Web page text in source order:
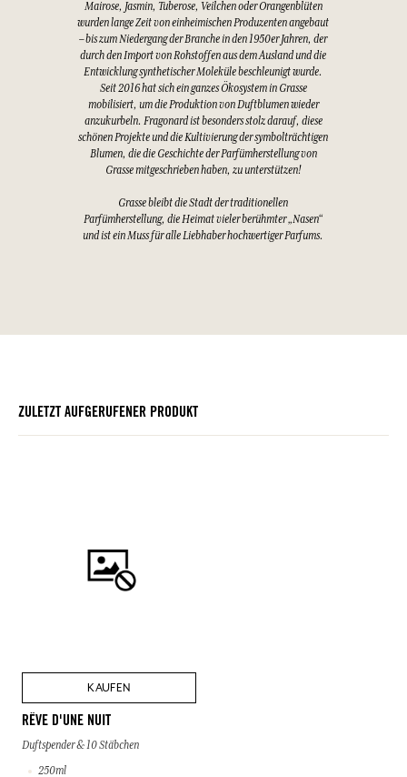
Mairose, Jasmin, Tuberose, Veilchen oder Orangenblüten
wurden lange Zeit von einheimischen Produzenten angebaut
– bis zum Niedergang der Branche in den 1950er Jahren, der
durch den Import von Rohstoffen aus dem Ausland und die
Entwicklung synthetischer Moleküle beschleunigt wurde.
Seit 2016 hat sich ein ganzes Ökosystem in Grasse
mobilisiert, um die Produktion von Duftblumen wieder
anzukurbeln. Fragonard ist besonders stolz darauf, diese
schönen Projekte und die Kultivierung der symbolträchtigen
Blumen, die die Geschichte der Parfümherstellung von
Grasse mitgeschrieben haben, zu unterstützen!
Grasse bleibt die Stadt der traditionellen
Parfümherstellung, die Heimat vieler berühmter „Nasen“
und ist ein Muss für alle Liebhaber hochwertiger Parfums.
ZULETZT AUFGERUFENER PRODUKT
KAUFEN
RÊVE D'UNE NUIT
Duftspender & 10 Stäbchen
250ml